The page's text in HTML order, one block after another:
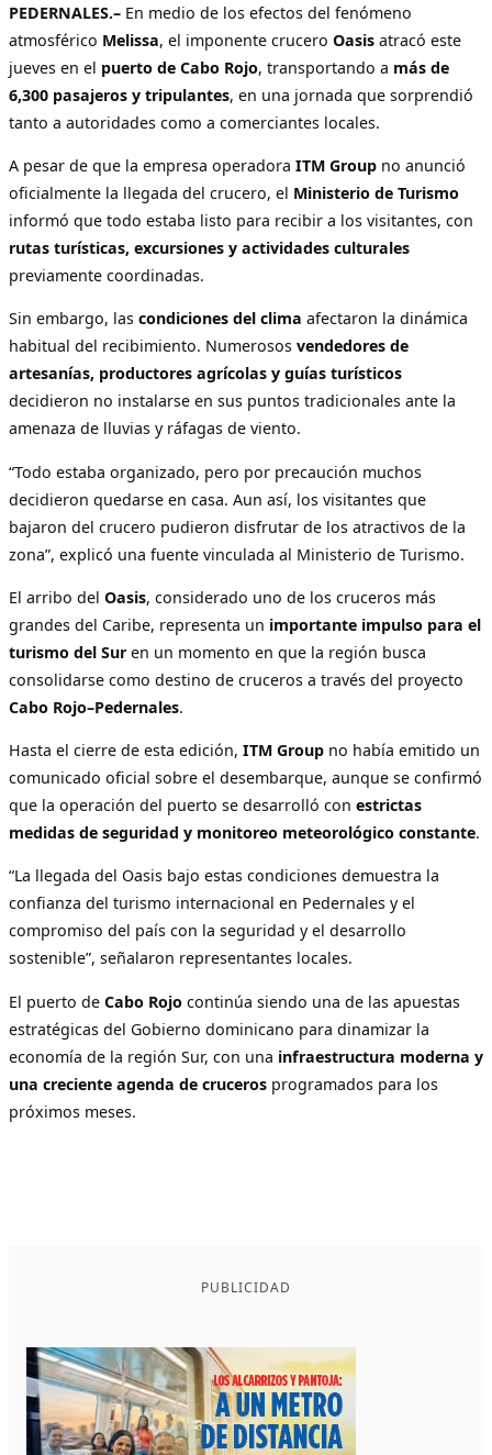
PEDERNALES.– En medio de los efectos del fenómeno
atmosférico Melissa, el imponente crucero Oasis atracó este
jueves en el puerto de Cabo Rojo, transportando a más de
6,300 pasajeros y tripulantes, en una jornada que sorprendió
tanto a autoridades como a comerciantes locales.
A pesar de que la empresa operadora ITM Group no anunció
oficialmente la llegada del crucero, el Ministerio de Turismo
informó que todo estaba listo para recibir a los visitantes, con
rutas turísticas, excursiones y actividades culturales
previamente coordinadas.
Sin embargo, las condiciones del clima afectaron la dinámica
habitual del recibimiento. Numerosos vendedores de
artesanías, productores agrícolas y guías turísticos
decidieron no instalarse en sus puntos tradicionales ante la
amenaza de lluvias y ráfagas de viento.
“Todo estaba organizado, pero por precaución muchos
decidieron quedarse en casa. Aun así, los visitantes que
bajaron del crucero pudieron disfrutar de los atractivos de la
zona”, explicó una fuente vinculada al Ministerio de Turismo.
El arribo del Oasis, considerado uno de los cruceros más
grandes del Caribe, representa un importante impulso para el
turismo del Suren un momento en que la región busca
consolidarse como destino de cruceros a través del proyecto
Cabo Rojo–Pedernales.
Hasta el cierre de esta edición, ITM Group no había emitido un
comunicado oficial sobre el desembarque, aunque se confirmó
que la operación del puerto se desarrolló con estrictas
medidas de seguridad y monitoreo meteorológico constante.
“La llegada del Oasis bajo estas condiciones demuestra la
confianza del turismo internacional en Pedernales y el
compromiso del país con la seguridad y el desarrollo
sostenible”, señalaron representantes locales.
El puerto de Cabo Rojo continúa siendo una de las apuestas
estratégicas del Gobierno dominicano para dinamizar la
economía de la región Sur, con una infraestructura moderna y
una creciente agenda de cruceros programados para los
próximos meses.
PUBLICIDAD